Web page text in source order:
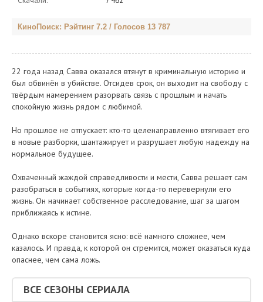
КиноПоиск: Рэйтинг 7.2 / Голосов 13 787
22 года назад Савва оказался втянут в криминальную историю и
был обвинён в убийстве. Отсидев срок, он выходит на свободу с
твёрдым намерением разорвать связь с прошлым и начать
спокойную жизнь рядом с любимой.
Но прошлое не отпускает: кто-то целенаправленно втягивает его
в новые разборки, шантажирует и разрушает любую надежду на
нормальное будущее.
Охваченный жаждой справедливости и мести, Савва решает сам
разобраться в событиях, которые когда-то перевернули его
жизнь. Он начинает собственное расследование, шаг за шагом
приближаясь к истине.
Однако вскоре становится ясно: всё намного сложнее, чем
казалось. И правда, к которой он стремится, может оказаться куда
опаснее, чем сама ложь.
ВСЕ СЕЗОНЫ СЕРИАЛА